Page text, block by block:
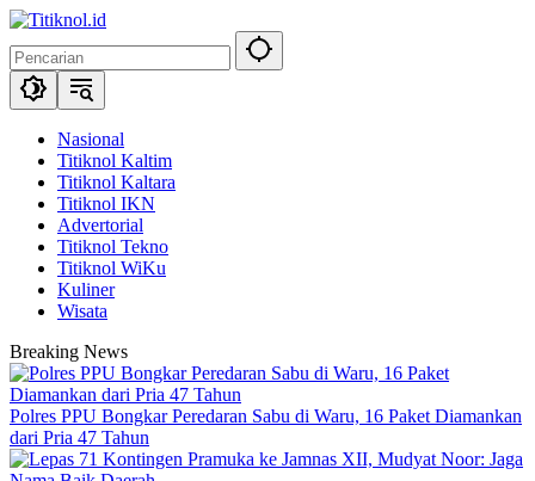
Langsung
konten
Nasional
Titiknol Kaltim
Titiknol Kaltara
Titiknol IKN
Advertorial
Titiknol Tekno
Titiknol WiKu
Kuliner
Wisata
Breaking News
Polres PPU Bongkar Peredaran Sabu di Waru, 16 Paket Diamankan
dari Pria 47 Tahun